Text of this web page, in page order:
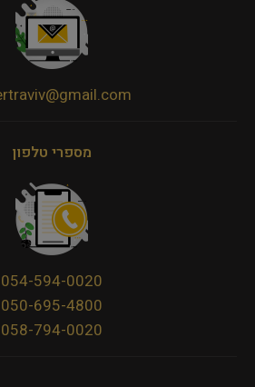
מספרי טלפון
054-594-0020
050-695-4800
058-794-0020